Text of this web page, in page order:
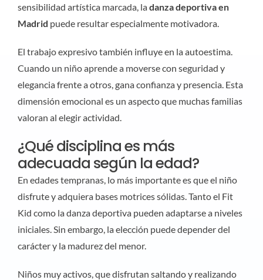
sensibilidad artística marcada, ladanza deportiva en
Madrid puede resultar especialmente motivadora.
El trabajo expresivo también influye en la autoestima.
Cuando un niño aprende a moverse con seguridad y
elegancia frente a otros, gana confianza y presencia. Esta
dimensión emocional es un aspecto que muchas familias
valoran al elegir actividad.
¿Qué disciplina es más
adecuada según la edad?
En edades tempranas, lo más importante es que el niño
disfrute y adquiera bases motrices sólidas. Tanto el Fit
Kid como la danza deportiva pueden adaptarse a niveles
iniciales. Sin embargo, la elección puede depender del
carácter y la madurez del menor.
Niños muy activos, que disfrutan saltando y realizando